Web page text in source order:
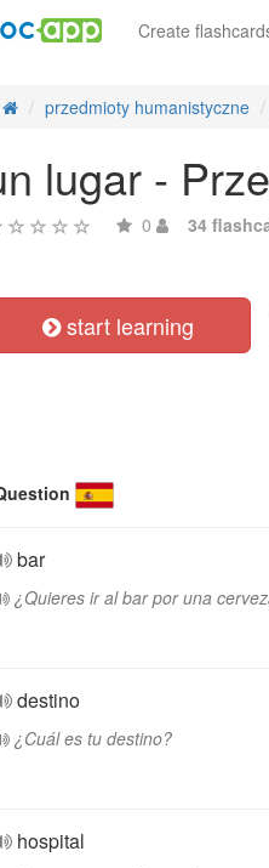
Create
przedmioty humanistyczne
lugar -
0 34
start learning
bar
¿Quieres ir al bar por una
destino
¿Cuál es tu destino?
hospital